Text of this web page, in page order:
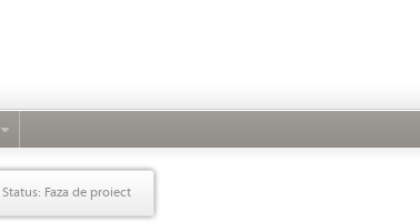
Status: Faza de proiect